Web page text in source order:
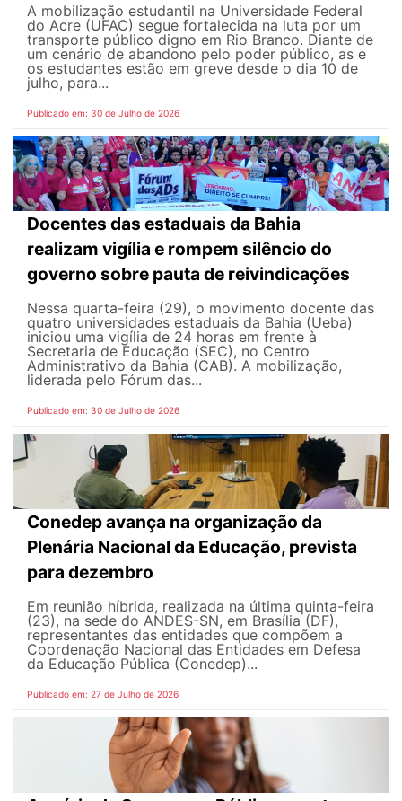
A mobilização estudantil na Universidade Federal
do Acre (UFAC) segue fortalecida na luta por um
transporte público digno em Rio Branco. Diante de
um cenário de abandono pelo poder público, as e
os estudantes estão em greve desde o dia 10 de
julho, para...
Publicado em: 30 de Julho de 2026
Docentes das estaduais da Bahia
realizam vigília e rompem silêncio do
governo sobre pauta de reivindicações
Nessa quarta-feira (29), o movimento docente das
quatro universidades estaduais da Bahia (Ueba)
iniciou uma vigília de 24 horas em frente à
Secretaria de Educação (SEC), no Centro
Administrativo da Bahia (CAB). A mobilização,
liderada pelo Fórum das...
Publicado em: 30 de Julho de 2026
Conedep avança na organização da
Plenária Nacional da Educação, prevista
para dezembro
Em reunião híbrida, realizada na última quinta-feira
(23), na sede do ANDES-SN, em Brasília (DF),
representantes das entidades que compõem a
Coordenação Nacional das Entidades em Defesa
da Educação Pública (Conedep)...
Publicado em: 27 de Julho de 2026